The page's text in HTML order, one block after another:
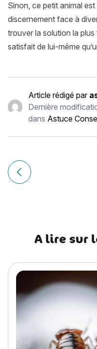
Sinon, ce petit animal
discernement face à
trouver la solution la
satisfait de lui-même
Article rédigé par
Dernière
dans Astuce
Navigation
de
Article précédent Chat
A lire sur